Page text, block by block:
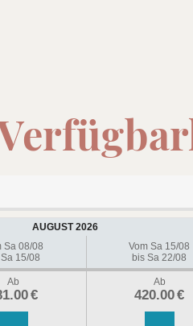
AUGUST 2026
Sa 08/08
15/08
Vom Sa 15/08
bis Sa 22/08
Ab
€
Ab
420.00€